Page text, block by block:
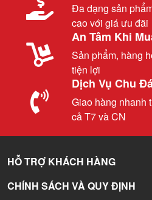
Đa dạng sản
cao với giá ưu đãi
An Tâm Khi
Sản phẩm, hàng
tiện lợi
Dịch Vụ Chu
Giao hàng nhanh
cả T7 và CN
HỖ TRỢ KHÁCH HÀNG
CHÍNH SÁCH VÀ QUY ĐỊNH